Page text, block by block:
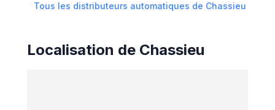
Tous les distributeurs automatiques de Chassieu
Localisation de Chassieu